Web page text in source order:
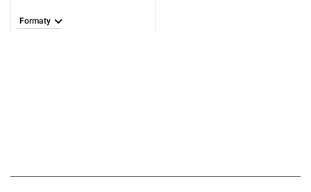
Formaty